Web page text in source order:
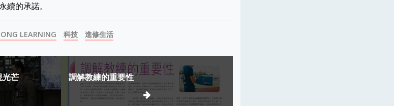
續的承諾。
LEARNING 科技 進修生活
光芒 調解教練的重要性